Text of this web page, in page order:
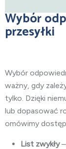
Wybór
przesyłki
Wybór
ważny, gdy
tylko. Dzięki
lub dopasować
omówimy
List zwykły–